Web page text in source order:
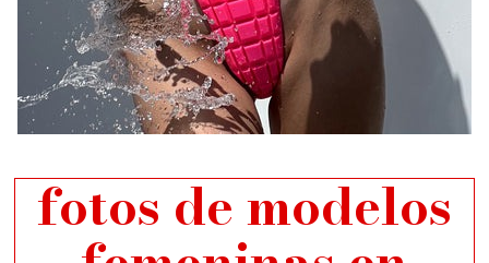
fotos de modelos